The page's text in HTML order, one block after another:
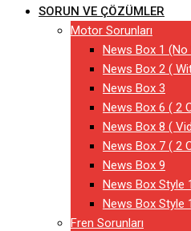
SORUN VE ÇÖZÜMLER
Motor Sorunları
News Box 1 (No
News Box 2 (
News Box 3
News Box 6 ( 2
News Box 8 (
News Box 7 ( 2
News Box 9
News Box Style
News Box Style
Fren Sorunları